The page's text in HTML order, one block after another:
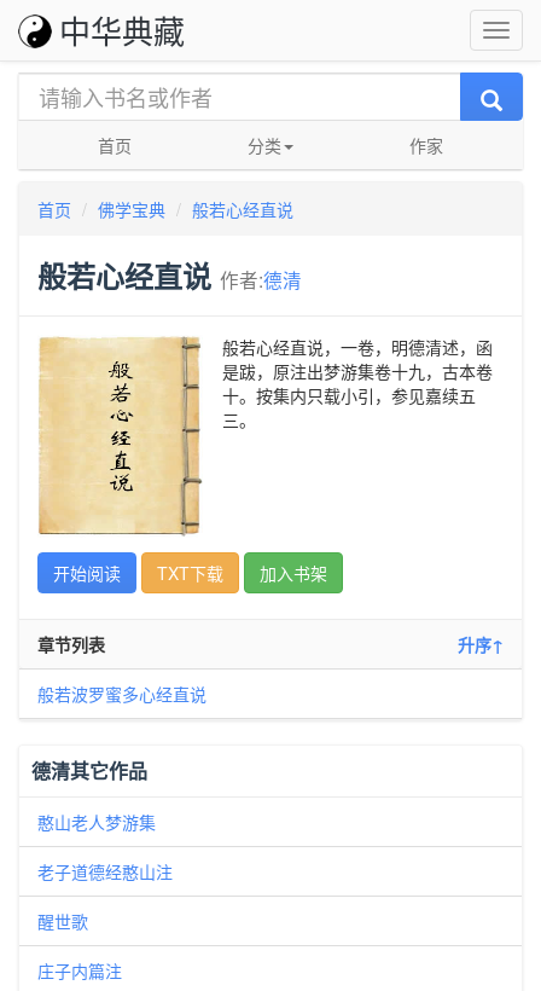
中华典藏
首页 分类 作家
首页 佛学宝典 般若心经直说
般若心经直说 作者:德清
般若心经直说，一卷，明德清述，函
是跋，原注出梦游集卷十九，古本卷
十。按集内只载小引，参见嘉续五
三。
开始阅读 TXT下载 加入书架
章节列表 升序↑
般若波罗蜜多心经直说
德清其它作品
憨山老人梦游集
老子道德经憨山注
醒世歌
庄子内篇注